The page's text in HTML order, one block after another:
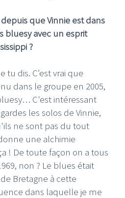
que Vinnie est dans
bluesy avec un esprit
?
tu dis. C’est vrai que
dans le groupe en 2005,
C'est intéressant
les solos de Vinnie,
ne sont pas du tout
une alchimie
! De toute façon on a tous
non ? Le blues était
Bretagne à cette
dans laquelle je me